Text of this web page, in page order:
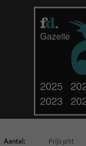
Aantal: Prijs p/st